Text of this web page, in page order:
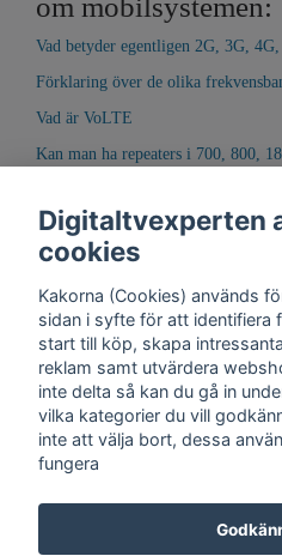
om mobilsystemen:
Vad betyder egentligen 2G, 3G,
Förklaring över de olika
Vad är VoLTE
Kan man ha repeaters i 700, 800,
Vilken repeater skall jag välja?
Kontakt Trygghet Cookies
Digitaltvexperten
cookies
Kakorna (Cookies) används
sidan i syfte för att identifiera
start till köp, skapa
reklam samt utvärdera
inte delta så kan du gå in
vilka kategorier du vill
inte att välja bort, dessa
fungera